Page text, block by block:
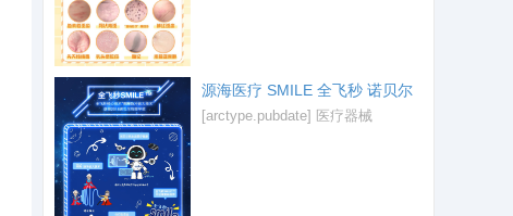
源海医疗 SMILE 全飞秒 诺贝尔
[arctype.pubdate] 医疗器械